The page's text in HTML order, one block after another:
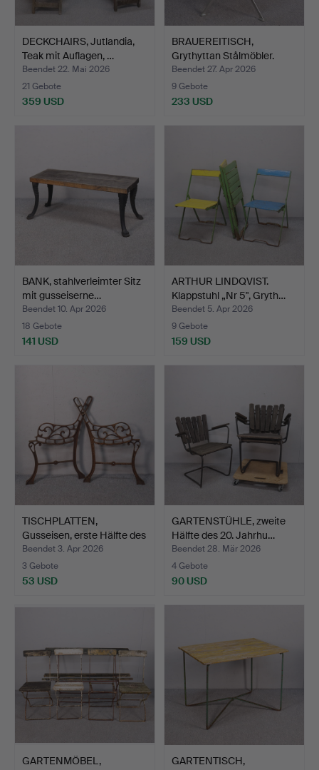
DECKCHAIRS, Jutlandia,
Teak mit Auflagen, …
Beendet 22. Mai 2026
21 Gebote
359 USD
BRAUEREITISCH,
Grythyttan Stålmöbler.
Beendet 27. Apr 2026
9 Gebote
233 USD
BANK, stahlverleimter Sitz
mit gusseiserne…
Beendet 10. Apr 2026
18 Gebote
141 USD
ARTHUR LINDQVIST.
Klappstuhl „Nr 5", Gryth…
Beendet 5. Apr 2026
9 Gebote
159 USD
TISCHPLATTEN,
Gusseisen, erste Hälfte des
…
Beendet 3. Apr 2026
3 Gebote
53 USD
GARTENSTÜHLE, zweite
Hälfte des 20. Jahrhu…
Beendet 28. Mär 2026
4 Gebote
90 USD
GARTENMÖBEL,
GARTENTISCH,